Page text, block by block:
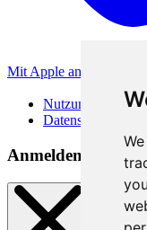
Mit Apple anmelden
Anmeldemethoden